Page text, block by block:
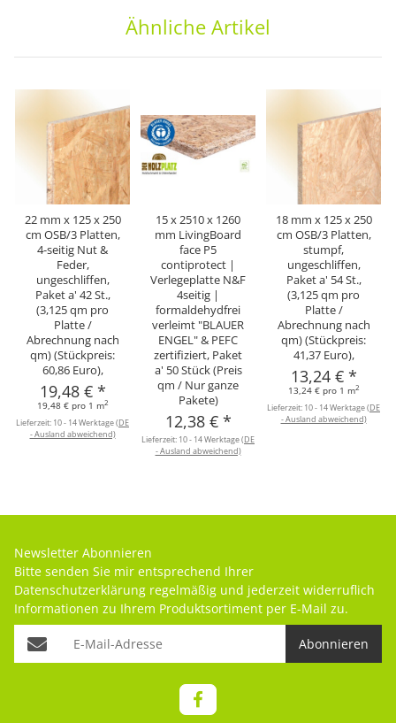
Ähnliche Artikel
22 mm x 125 x 250
cm OSB/3 Platten,
4-seitig Nut &
Feder,
ungeschliffen,
Paket a' 42 St.,
(3,125 qm pro
Platte /
Abrechnung nach
qm) (Stückpreis:
60,86 Euro),
19,48 € *
19,48 € pro 1 m2
Lieferzeit: 10 - 14 Werktage(DE
- Ausland abweichend)
15 x 2510 x 1260
mm LivingBoard
face P5
contiprotect |
Verlegeplatte N&F
4seitig |
formaldehydfrei
verleimt "BLAUER
ENGEL" & PEFC
zertifiziert, Paket
a' 50 Stück (Preis
qm / Nur ganze
Pakete)
12,38 € *
Lieferzeit: 10 - 14 Werktage(DE
- Ausland abweichend)
18 mm x 125 x 250
cm OSB/3 Platten,
stumpf,
ungeschliffen,
Paket a' 54 St.,
(3,125 qm pro
Platte /
Abrechnung nach
qm) (Stückpreis:
41,37 Euro),
13,24 € *
13,24 € pro 1 m2
Lieferzeit: 10 - 14 Werktage(DE
- Ausland abweichend)
Newsletter Abonnieren
Bitte senden Sie mir entsprechend Ihrer
Datenschutzerklärung regelmäßig und jederzeit widerruflich
Informationen zu Ihrem Produktsortiment per E-Mail zu.
Abonnieren